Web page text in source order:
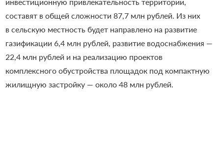
составят в общей сложности 87,7 млн рублей. Из них
в сельскую местность будет направлено на развитие
газификации 6,4 млн рублей, развитие водоснабжения —
22,4 млн рублей и на реализацию проектов
комплексного обустройства площадок под компактную
жилищную застройку — около 48 млн рублей.